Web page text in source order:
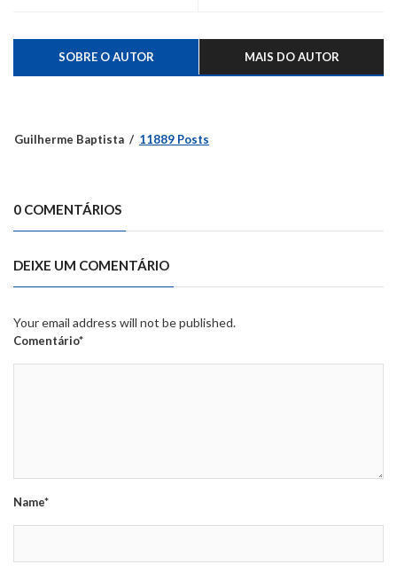
SOBRE O AUTOR MAIS DO AUTOR
Guilherme Baptista 11889 Posts
0 COMENTÁRIOS
DEIXE UM COMENTÁRIO
Your email address will not be published.
Comentário*
Name*